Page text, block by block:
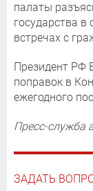
палаты
государства в
встречах с
Президент РФ
поправок в
ежегодного
Пресс-служба
ЗАДАТЬ